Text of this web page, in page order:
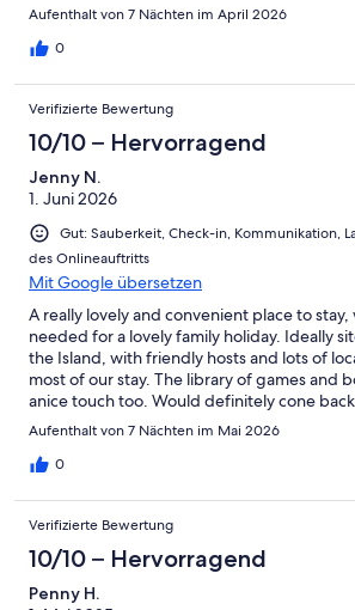
Aufenthalt von 7 Nächten im April 2026
0
Verifizierte Bewertung
10/10 – Hervorragend
Jenny N.
1. Juni 2026
Gut: Sauberkeit, Check-in, Kommunikation,
des Onlineauftritts
Mit Google übersetzen
A really lovely and convenient place to
needed for a lovely family holiday. Ideally
the Island, with friendly hosts and lots of
most of our stay. The library of games and
anice touch too. Would definitely cone
Aufenthalt von 7 Nächten im Mai 2026
0
Verifizierte Bewertung
10/10 – Hervorragend
Penny H.